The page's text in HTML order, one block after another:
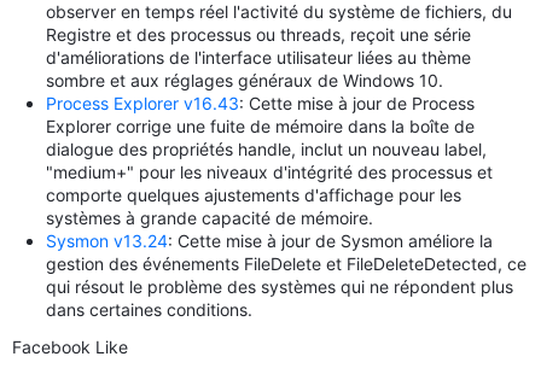
observer en temps réel l'activité du système de fichiers, du
Registre et des processus ou threads, reçoit une série
d'améliorations de l'interface utilisateur liées au thème
sombre et aux réglages généraux de Windows 10.
Process Explorer v16.43: Cette mise à jour de Process
Explorer corrige une fuite de mémoire dans la boîte de
dialogue des propriétés handle, inclut un nouveau label,
"medium+" pour les niveaux d'intégrité des processus et
comporte quelques ajustements d'affichage pour les
systèmes à grande capacité de mémoire.
Sysmon v13.24: Cette mise à jour de Sysmon améliore la
gestion des événements FileDelete et FileDeleteDetected, ce
qui résout le problème des systèmes qui ne répondent plus
dans certaines conditions.
Facebook Like